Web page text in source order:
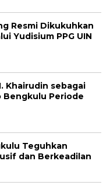
Resmi Dikukuhkan
Yudisium PPG UIN
Khairudin sebagai
Bengkulu Periode
Teguhkan
dan Berkeadilan